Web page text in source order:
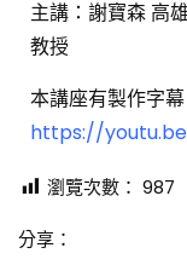
主講：謝寶森 高
教授
本講座有製作字
https://
瀏覽次數： 987
分享：